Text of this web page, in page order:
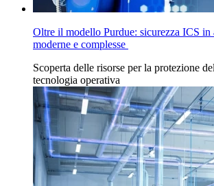
Oltre il modello Purdue: sicurezza ICS in
moderne e complesse
Scoperta delle risorse per la protezione
tecnologia operativa